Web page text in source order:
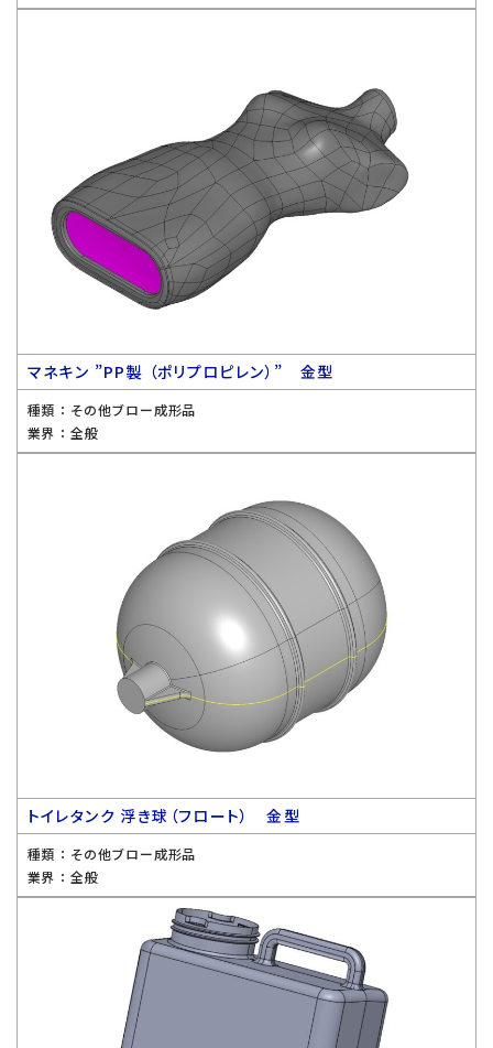
マネキン ”PP製 （ポリプロピレン）” 金型
種類 ： その他ブロー成形品
業界 ： 全般
トイレタンク 浮き球（フロート） 金型
種類 ： その他ブロー成形品
業界 ： 全般